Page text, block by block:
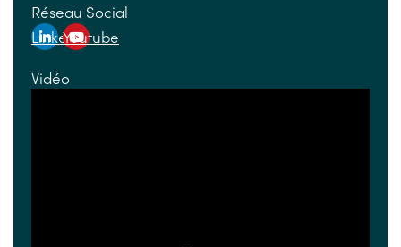
Réseau Social
LinkedinYoutube
Vidéo